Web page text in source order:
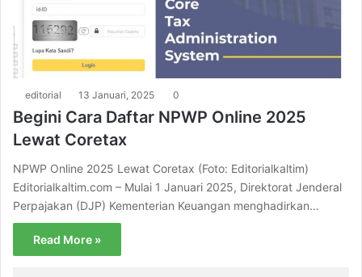
editorial 13 Januari, 2025 0
Begini Cara Daftar NPWP Online 2025
Lewat Coretax
NPWP Online 2025 Lewat Coretax (Foto: Editorialkaltim)
Editorialkaltim.com – Mulai 1 Januari 2025, Direktorat Jenderal
Perpajakan (DJP) Kementerian Keuangan menghadirkan…
Read More »